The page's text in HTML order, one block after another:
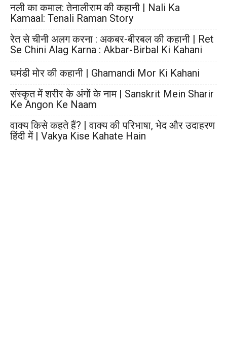
नली का कमाल: तेनालीराम की कहानी | Nali Ka
Kamaal: Tenali Raman Story
रेत से चीनी अलग करना : अकबर-बीरबल की कहानी | Ret
Se Chini Alag Karna : Akbar-Birbal Ki Kahani
घमंडी मोर की कहानी | Ghamandi Mor Ki Kahani
संस्कृत में शरीर के अंगों के नाम | Sanskrit Mein Sharir
Ke Angon Ke Naam
वाक्य किसे कहते हैं? | वाक्य की परिभाषा, भेद और उदाहरण
हिंदी में | Vakya Kise Kahate Hain